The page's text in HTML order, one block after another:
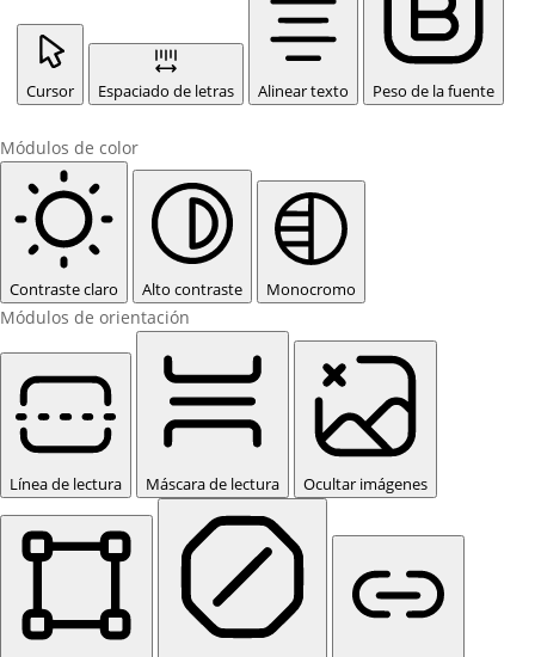
Cursor Espaciado de letras Alinear texto Peso de la fuente
Módulos de color
Contraste claro Alto contraste Monocromo
Módulos de orientación
Línea de lectura Máscara de lectura Ocultar imágenes